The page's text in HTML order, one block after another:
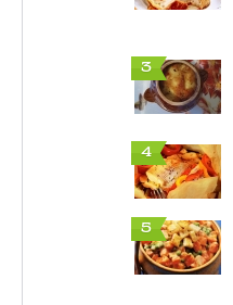
3
4
5